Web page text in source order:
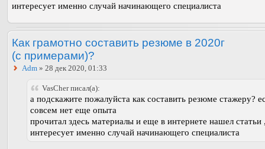
интересует именно случай начинающего специалиста
Как грамотно составить резюме в 2020г
(с примерами)?
Adm » 28 дек 2020, 01:33
VasCher писал(а):
а подскажите пожалуйста как составить резюме стажеру?
совсем нет еще опыта
прочитал здесь материалы и еще в интернете нашел статьи
интересует именно случай начинающего специалиста